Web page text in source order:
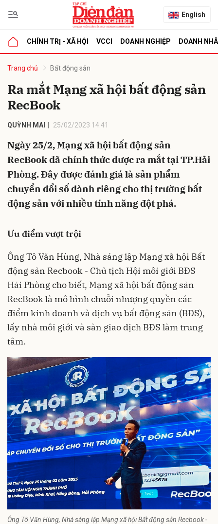
English
CHÍNH TRỊ - XÃ HỘI VCCI DOANH NGHIỆP DOANH
Trang chủ Bất động sản
Ra mắt Mạng xã hội bất động sản
RecBook
QUỲNH MAI 25/02/2023 14:41
Ngày 25/2, Mạng xã hội bất động sản
RecBook đã chính thức được ra mắt tại TP.Hải
Phòng. Đây được đánh giá là sản phẩm
chuyển đổi số dành riêng cho thị trường bất
động sản với nhiều tính năng đột phá.
Ưu điểm vượt trội
Ông Tô Văn Hùng, Nhà sáng lập Mạng xã hội Bất
động sản Recbook - Chủ tịch Hội môi giới BĐS
Hải Phòng cho biết, Mạng xã hội bất động sản
RecBook là mô hình chuỗi nhượng quyền các
điểm kinh doanh và dịch vụ bất động sản (BĐS),
lấy nhà môi giới và sàn giao dịch BĐS làm trung
tâm.
Ông Tô Văn Hùng, Nhà sáng lập Mạng xã hội Bất động sản Recbook -
luận
Hủy